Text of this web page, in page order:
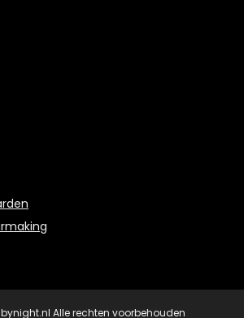
Alle rechten voorbehouden